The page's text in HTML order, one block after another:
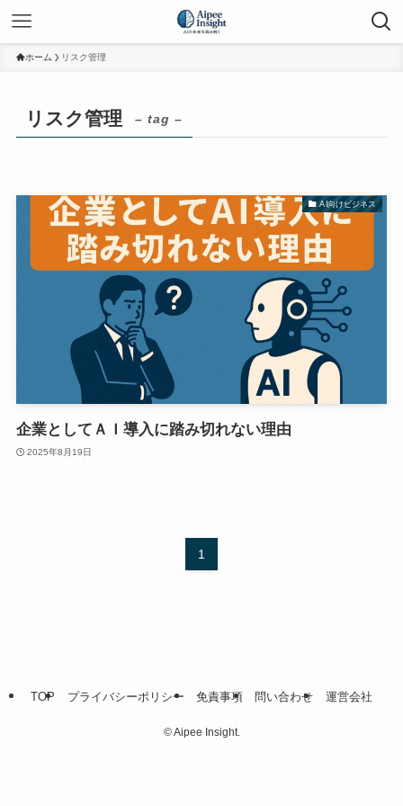
ホーム リスク管理
リスク管理 – tag –
AI向けビジネス
企業としてＡＩ導入に踏み切れない理由
2025年8月19日
1
TOP プライバシーポリシー 免責事項 問い合わせ 運営会社
©Aipee Insight.